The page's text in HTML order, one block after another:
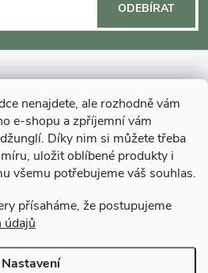
nenajdete, ale rozhodně vám
e-shopu a zpříjemní vám
Díky nim si můžete třeba
uložit oblíbené produkty i
všemu potřebujeme váš souhlas.
přísaháme, že postupujeme
údajů
Nastavení
ODEBÍRAT
realizace a údržba zahrad a interiérů